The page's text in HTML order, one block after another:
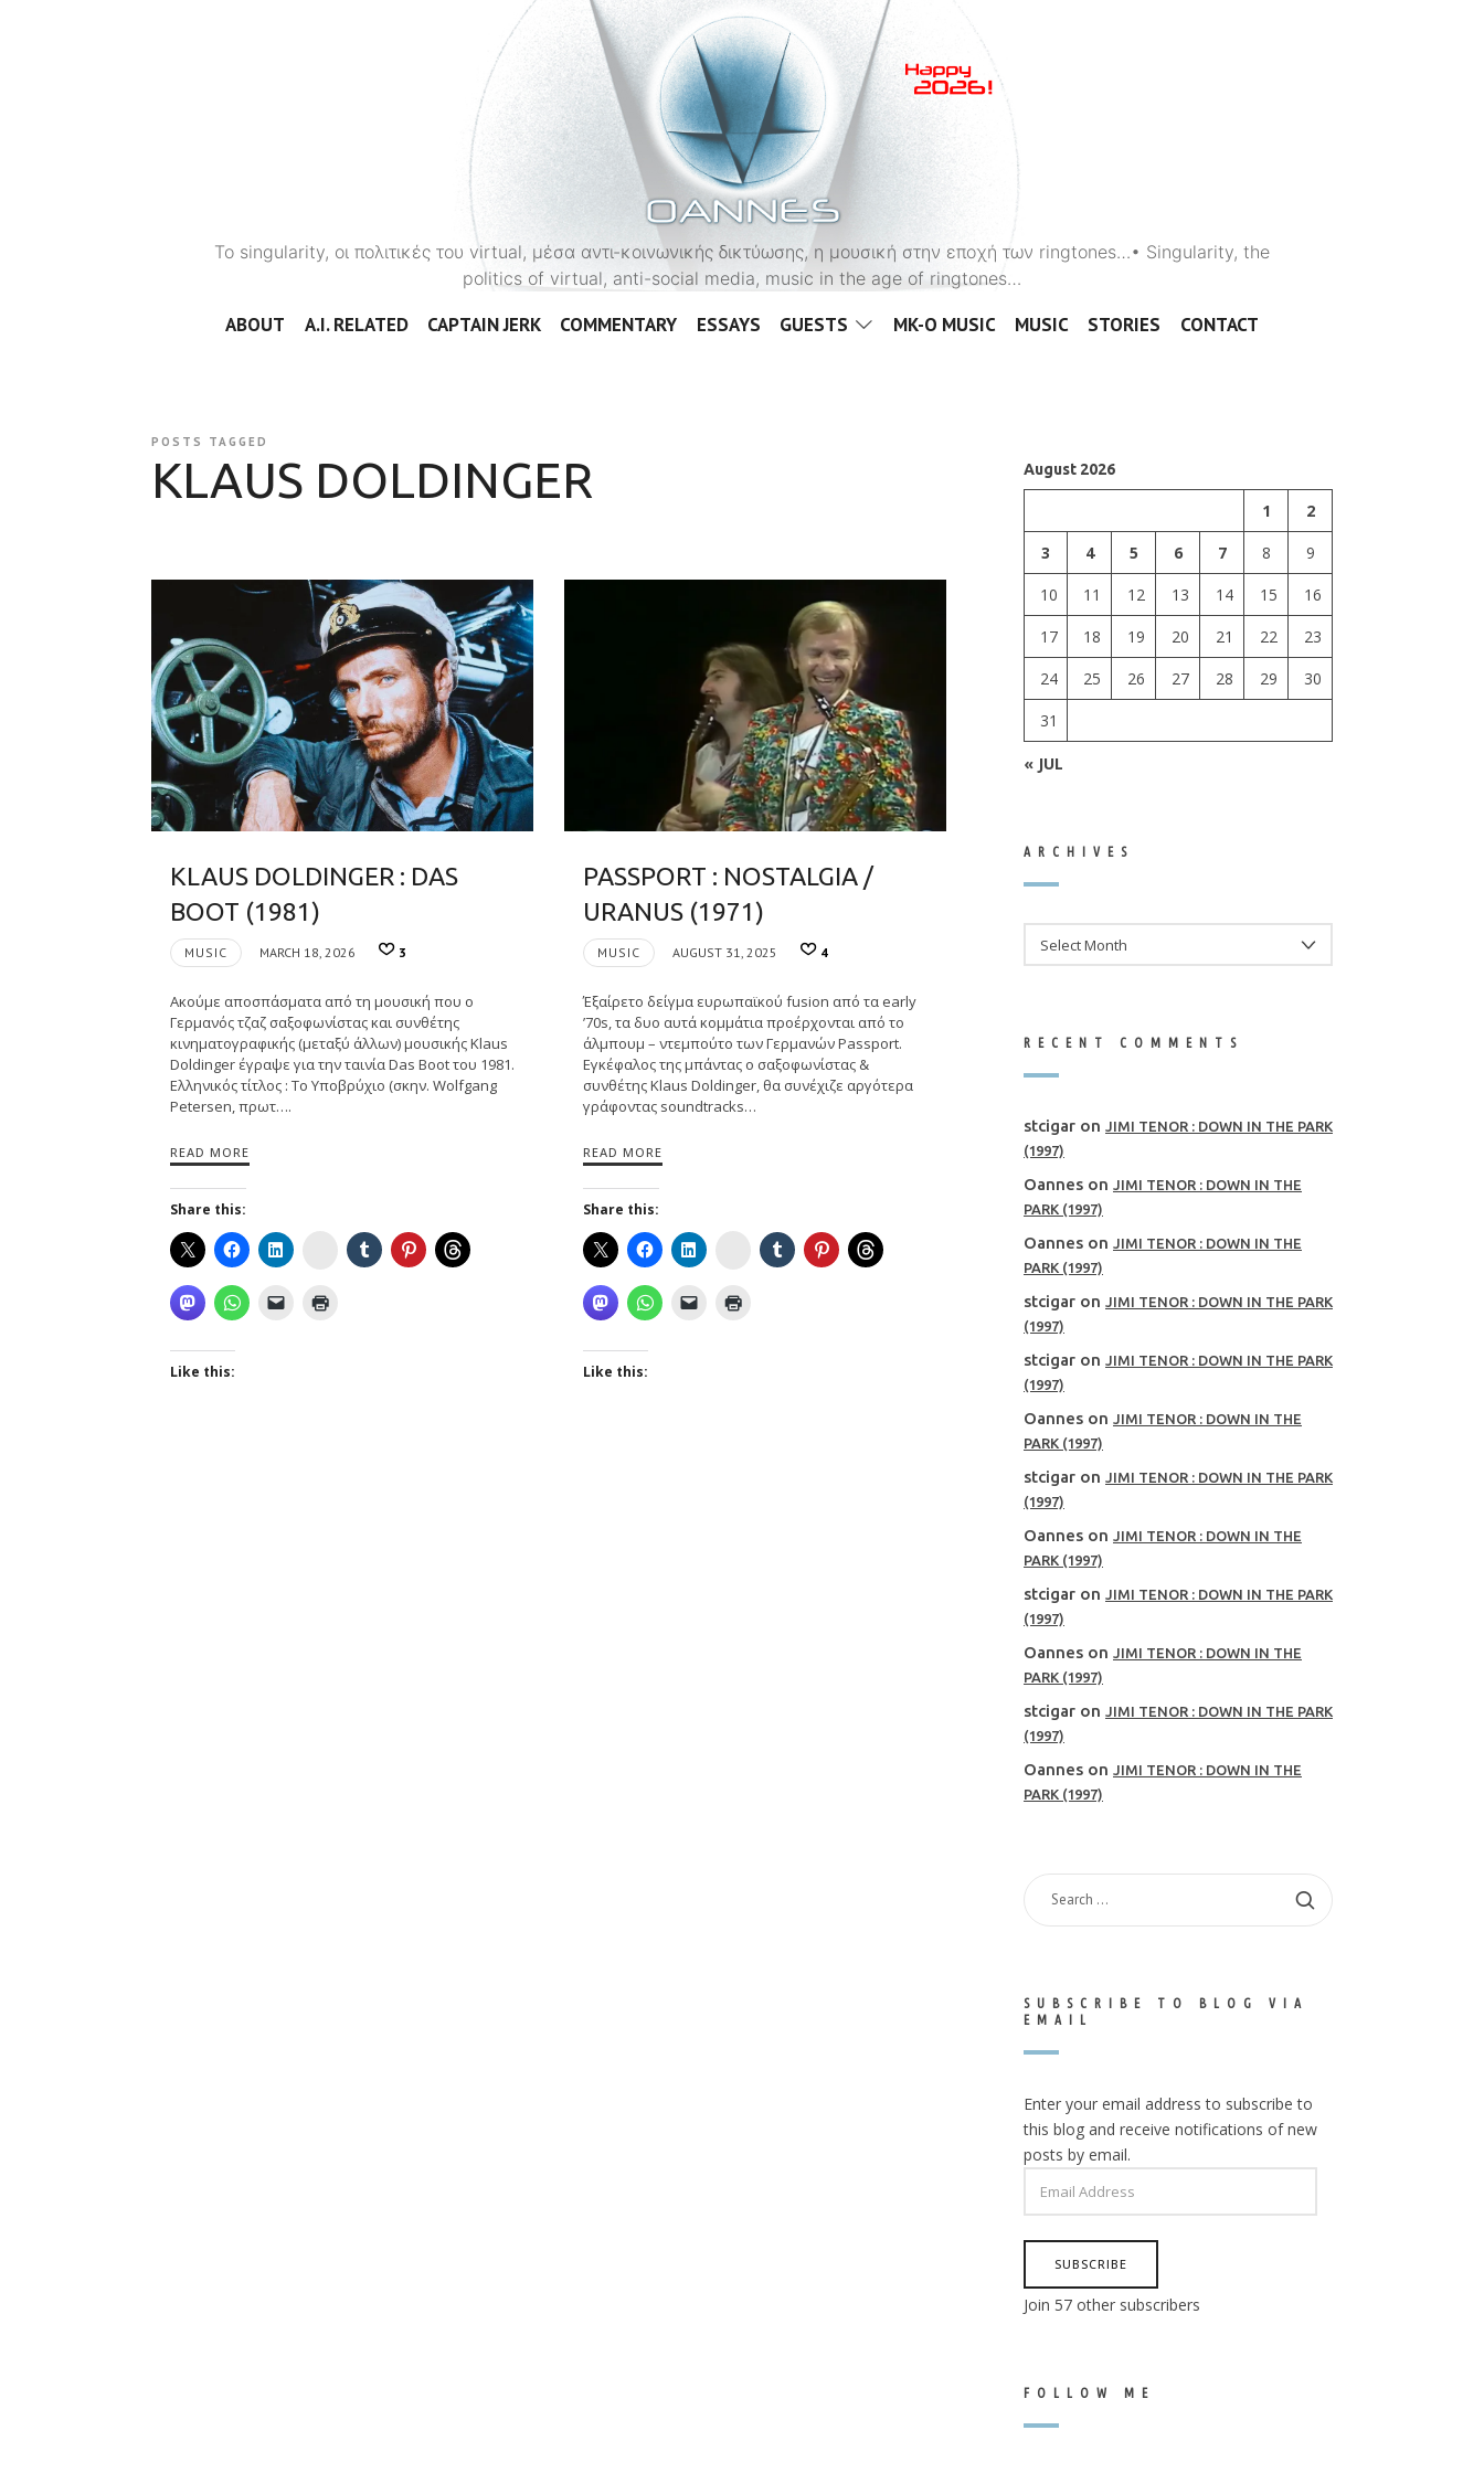
OANNES
To singularity, οι πολιτικές του virtual, μέσα αντι-κοινωνικής δικτύωσης, η μουσική στην εποχή των ringtones…• Singularity, the
politics of virtual, anti-social media, music in the age of ringtones…
ABOUT A.I. RELATED CAPTAIN JERK COMMENTARY ESSAYS GUESTS MK-O MUSIC MUSIC STORIES CONTACT
POSTS TAGGED
KLAUS DOLDINGER
KLAUS DOLDINGER : DAS
BOOT (1981)
MUSIC MARCH 18, 2026 3
Ακούμε αποσπάσματα από τη μουσική που ο
Γερμανός τζαζ σαξοφωνίστας και συνθέτης
κινηματογραφικής (μεταξύ άλλων) μουσικής Klaus
Doldinger έγραψε για την ταινία Das Boot του 1981.
Ελληνικός τίτλος : Το Υποβρύχιο (σκην. Wolfgang
Petersen, πρωτ….
READ MORE
Share this:
Instagram
Like this:
PASSPORT : NOSTALGIA /
URANUS (1971)
MUSIC AUGUST 31, 2025 4
Έξαίρετο δείγμα ευρωπαϊκού fusion από τα early
’70s, τα δυο αυτά κομμάτια προέρχονται από το
άλμπουμ – ντεμπούτο των Γερμανών Passport.
Εγκέφαλος της μπάντας ο σαξοφωνίστας &
συνθέτης Klaus Doldinger, θα συνέχιζε αργότερα
γράφοντας soundtracks…
READ MORE
Share this:
Instagram
Like this:
August 2026
1
2
3
4 5 6 7 8
9
10
11 12 13 14 15
16
17
18 19 20 21 22
23
24
25 26 27 28 29
30
31
« JUL
ARCHIVES
RECENT COMMENTS
stcigar on
JIMI TENOR : DOWN IN THE PARK
(1997)
Oannes on
JIMI TENOR : DOWN IN THE
PARK (1997)
Oannes on
JIMI TENOR : DOWN IN THE
PARK (1997)
stcigar on
JIMI TENOR : DOWN IN THE PARK
(1997)
stcigar on
JIMI TENOR : DOWN IN THE PARK
(1997)
Oannes on
JIMI TENOR : DOWN IN THE
PARK (1997)
stcigar on
JIMI TENOR : DOWN IN THE PARK
(1997)
Oannes on
JIMI TENOR : DOWN IN THE
PARK (1997)
stcigar on
JIMI TENOR : DOWN IN THE PARK
(1997)
Oannes on
JIMI TENOR : DOWN IN THE
PARK (1997)
stcigar on
JIMI TENOR : DOWN IN THE PARK
(1997)
Oannes on
JIMI TENOR : DOWN IN THE
PARK (1997)
SEARCH
SUBSCRIBE TO BLOG VIA
EMAIL
Enter your email address to subscribe to
this blog and receive notifications of new
posts by email.
ADDRESS
SUBSCRIBE
Join 57 other subscribers
FOLLOW ME